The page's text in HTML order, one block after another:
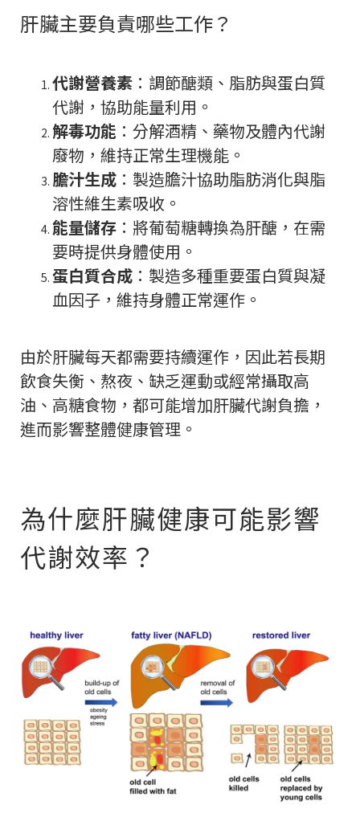
肝臟主要負責哪些工作？
代謝營養素 ：調節醣類、脂肪與蛋白質
代謝，協助能量利用。
解毒功能 ：分解酒精、藥物及體內代謝
廢物，維持正常生理機能。
膽汁生成 ：製造膽汁協助脂肪消化與脂
溶性維生素吸收。
能量儲存 ：將葡萄糖轉換為肝醣，在需
要時提供身體使用。
蛋白質合成 ：製造多種重要蛋白質與凝
血因子，維持身體正常運作。
由於肝臟每天都需要持續運作，因此若長期
飲食失衡、熬夜、缺乏運動或經常攝取高
油、高糖食物，都可能增加肝臟代謝負擔，
進而影響整體健康管理。
為什麼肝臟健康可能影響
代謝效率？